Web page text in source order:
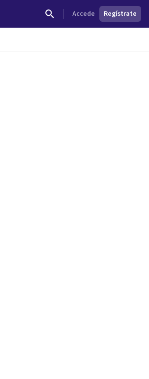
Accede Regístrate